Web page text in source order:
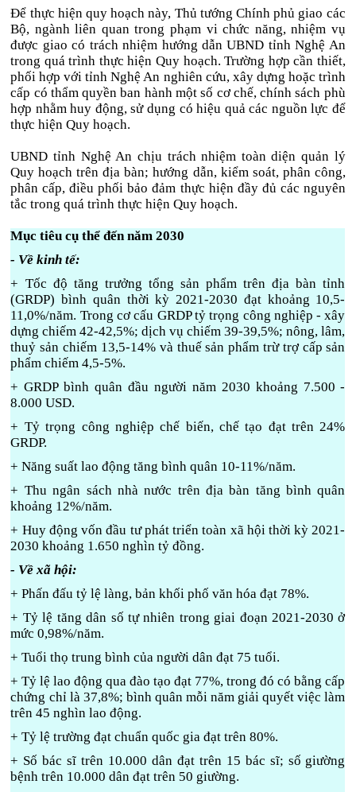
Để thực hiện quy hoạch này, Thủ tướng Chính phủ giao các
Bộ, ngành liên quan trong phạm vi chức năng, nhiệm vụ
được giao có trách nhiệm hướng dẫn UBND tỉnh Nghệ An
trong quá trình thực hiện Quy hoạch. Trường hợp cần thiết,
phối hợp với tỉnh Nghệ An nghiên cứu, xây dựng hoặc trình
cấp có thẩm quyền ban hành một số cơ chế, chính sách phù
hợp nhằm huy động, sử dụng có hiệu quả các nguồn lực để
thực hiện Quy hoạch.
UBND tỉnh Nghệ An chịu trách nhiệm toàn diện quản lý
Quy hoạch trên địa bàn; hướng dẫn, kiểm soát, phân công,
phân cấp, điều phối bảo đảm thực hiện đầy đủ các nguyên
tắc trong quá trình thực hiện Quy hoạch.
Mục tiêu cụ thể đến năm 2030
- Về kinh tế:
+ Tốc độ tăng trưởng tổng sản phẩm trên địa bàn tỉnh
(GRDP) bình quân thời kỳ 2021-2030 đạt khoảng 10,5-
11,0%/năm. Trong cơ cấu GRDP tỷ trọng công nghiệp - xây
dựng chiếm 42-42,5%; dịch vụ chiếm 39-39,5%; nông, lâm,
thuỷ sản chiếm 13,5-14% và thuế sản phẩm trừ trợ cấp sản
phẩm chiếm 4,5-5%.
+ GRDP bình quân đầu người năm 2030 khoảng 7.500 -
8.000 USD.
+ Tỷ trọng công nghiệp chế biến, chế tạo đạt trên 24%
GRDP.
+ Năng suất lao động tăng bình quân 10-11%/năm.
+ Thu ngân sách nhà nước trên địa bàn tăng bình quân
khoảng 12%/năm.
+ Huy động vốn đầu tư phát triển toàn xã hội thời kỳ 2021-
2030 khoảng 1.650 nghìn tỷ đồng.
- Về xã hội:
+ Phấn đấu tỷ lệ làng, bản khối phố văn hóa đạt 78%.
+ Tỷ lệ tăng dân số tự nhiên trong giai đoạn 2021-2030 ở
mức 0,98%/năm.
+ Tuổi thọ trung bình của người dân đạt 75 tuổi.
+ Tỷ lệ lao động qua đào tạo đạt 77%, trong đó có bằng cấp
chứng chỉ là 37,8%; bình quân mỗi năm giải quyết việc làm
trên 45 nghìn lao động.
+ Tỷ lệ trường đạt chuẩn quốc gia đạt trên 80%.
+ Số bác sĩ trên 10.000 dân đạt trên 15 bác sĩ; số giường
bệnh trên 10.000 dân đạt trên 50 giường.